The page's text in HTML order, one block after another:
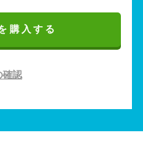
購入する
確認